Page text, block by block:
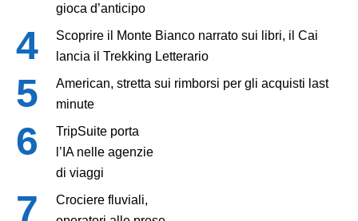
gioca d’anticipo
Scoprire il Monte Bianco narrato sui libri, il Cai
lancia il Trekking Letterario
American, stretta sui rimborsi per gli acquisti last
minute
TripSuite porta
l’IA nelle agenzie
di viaggi
Crociere fluviali,